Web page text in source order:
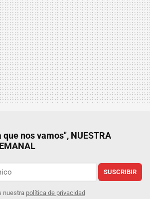
que nos vamos", NUESTRA
SUSCRIBIR
nuestra política de privacidad